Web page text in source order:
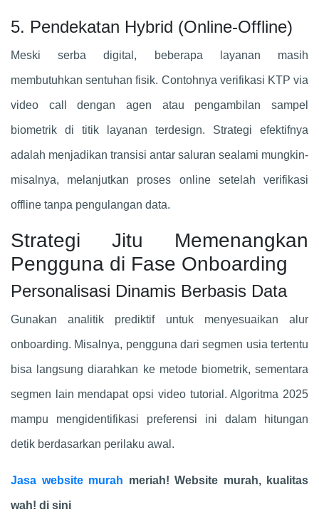
5. Pendekatan Hybrid (Online-Offline)
Meski serba digital, beberapa layanan masih
membutuhkan sentuhan fisik. Contohnya verifikasi KTP via
video call dengan agen atau pengambilan sampel
biometrik di titik layanan terdesign. Strategi efektifnya
adalah menjadikan transisi antar saluran sealami mungkin-
misalnya, melanjutkan proses online setelah verifikasi
offline tanpa pengulangan data.
Strategi Jitu Memenangkan
Pengguna di Fase Onboarding
Personalisasi Dinamis Berbasis Data
Gunakan analitik prediktif untuk menyesuaikan alur
onboarding. Misalnya, pengguna dari segmen usia tertentu
bisa langsung diarahkan ke metode biometrik, sementara
segmen lain mendapat opsi video tutorial. Algoritma 2025
mampu mengidentifikasi preferensi ini dalam hitungan
detik berdasarkan perilaku awal.
Jasa website murah meriah! Website murah, kualitas
wah! di sini